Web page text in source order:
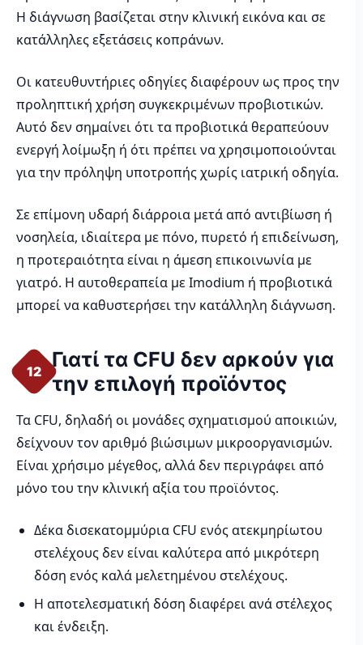
Η διάγνωση βασίζεται στην κλινική εικόνα και σε
κατάλληλες εξετάσεις κοπράνων.
Οι κατευθυντήριες οδηγίες διαφέρουν ως προς την
προληπτική χρήση συγκεκριμένων προβιοτικών.
Αυτό δεν σημαίνει ότι τα προβιοτικά θεραπεύουν
ενεργή λοίμωξη ή ότι πρέπει να χρησιμοποιούνται
για την πρόληψη υποτροπής χωρίς ιατρική οδηγία.
Σε επίμονη υδαρή διάρροια μετά από αντιβίωση ή
νοσηλεία, ιδιαίτερα με πόνο, πυρετό ή επιδείνωση,
η προτεραιότητα είναι η άμεση επικοινωνία με
γιατρό. Η αυτοθεραπεία με Imodium ή προβιοτικά
μπορεί να καθυστερήσει την κατάλληλη διάγνωση.
12
Γιατί τα CFU δεν αρκούν για
την επιλογή προϊόντος
Τα CFU, δηλαδή οι μονάδες σχηματισμού αποικιών,
δείχνουν τον αριθμό βιώσιμων μικροοργανισμών.
Είναι χρήσιμο μέγεθος, αλλά δεν περιγράφει από
μόνο του την κλινική αξία του προϊόντος.
Δέκα δισεκατομμύρια CFU ενός ατεκμηρίωτου
στελέχους δεν είναι καλύτερα από μικρότερη
δόση ενός καλά μελετημένου στελέχους.
Η αποτελεσματική δόση διαφέρει ανά στέλεχος
και ένδειξη.